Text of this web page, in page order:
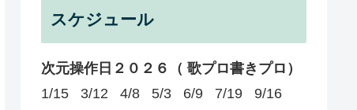
スケジュール
次元操作日２０２６（ 歌プロ書きプロ）
1/15 3/12 4/8 5/3 6/9 7/19 9/16